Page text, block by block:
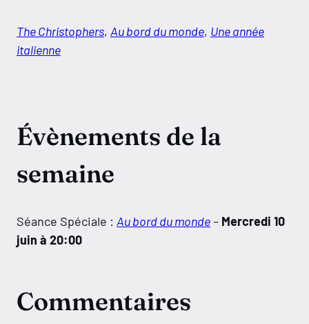
The Christophers, Au bord du monde, Une année
italienne
Évènements de la
semaine
Séance Spéciale : Au bord du monde– Mercredi 10
juin à 20:00
Commentaires